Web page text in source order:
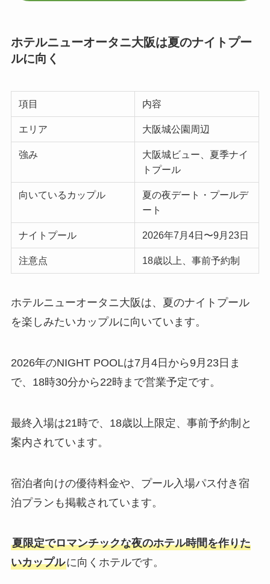
ホテルニューオータニ大阪は夏のナイトプー
ルに向く
項目 内容
エリア 大阪城公園周辺
強み
大阪城ビュー、夏季ナイ
トプール
向いているカップル
夏の夜デート・プールデ
ート
ナイトプール 2026年7月4日〜9月23日
注意点 18歳以上、事前予約制
ホテルニューオータニ大阪は、夏のナイトプール
を楽しみたいカップルに向いています。
2026年のNIGHT POOLは7月4日から9月23日ま
で、18時30分から22時まで営業予定です。
最終入場は21時で、18歳以上限定、事前予約制と
案内されています。
宿泊者向けの優待料金や、プール入場パス付き宿
泊プランも掲載されています。
夏限定でロマンチックな夜のホテル時間を作りた
いカップルに向くホテルです。